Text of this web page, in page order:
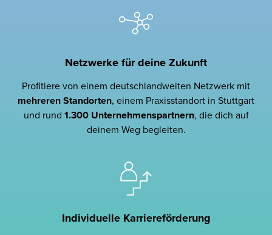
Netzwerke für deine Zukunft
Profitiere von einem deutschlandweiten Netzwerk mit
mehreren Standorten, einem Praxisstandort in Stuttgart
und rund 1.300 Unternehmenspartnern, die dich auf
deinem Weg begleiten.
Individuelle Karriereförderung